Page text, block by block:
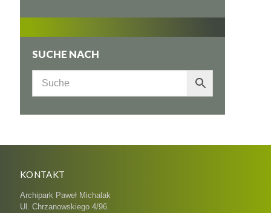
SUCHE NACH
KONTAKT
Archipark Paweł Michalak
Ul. Chrzanowskiego 4/96